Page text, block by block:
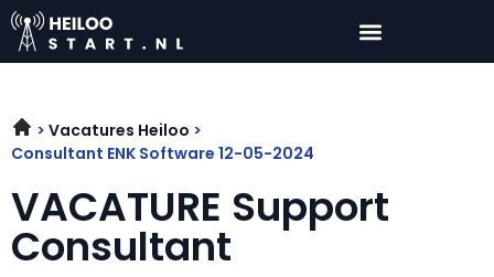
Vacatures Heiloo
Consultant ENK Software 12-05-2024
VACATURE Support
Consultant